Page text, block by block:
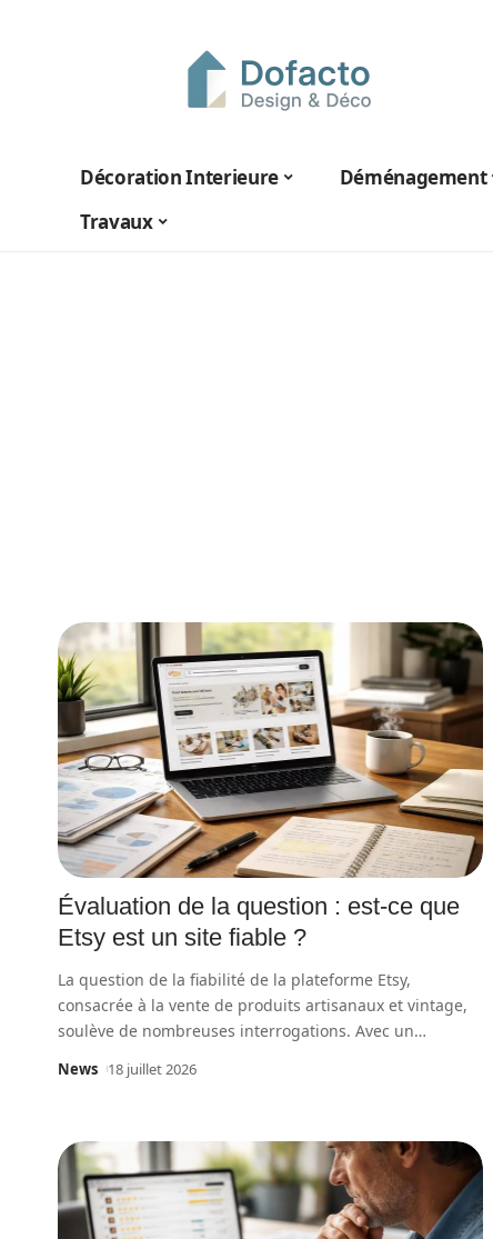
Décoration Interieure Déménagement
Travaux
Évaluation de la question : est-ce que
Etsy est un site fiable ?
La question de la fiabilité de la plateforme Etsy,
consacrée à la vente de produits artisanaux et vintage,
soulève de nombreuses interrogations. Avec un…
News 18 juillet 2026